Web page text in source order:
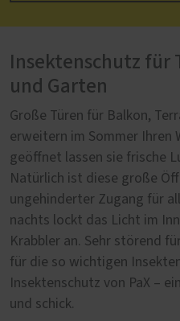
Insektenschutz für
und Garten
Große Türen für Balkon,
erweitern im Sommer Ihren
geöffnet lassen sie frische
Natürlich ist diese große
ungehinderter Zugang für
nachts lockt das Licht im
Krabbler an. Sehr störend
für die so wichtigen
Insektenschutz von PaX –
und schick.